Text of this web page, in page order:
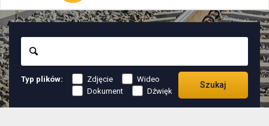
Typ plików: Zdjęcie
Wideo
Dokument
Dźwięk
Szukaj